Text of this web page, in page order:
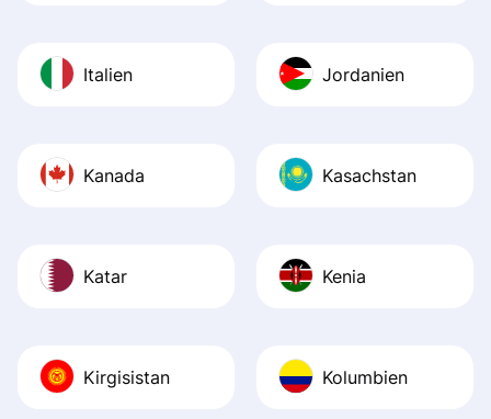
Italien Jordanien
Kanada Kasachstan
Katar Kenia
Kirgisistan Kolumbien